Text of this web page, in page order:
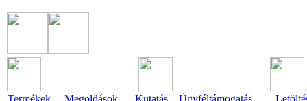
Termékek Megoldások Kutatás Ügyféltámogatás